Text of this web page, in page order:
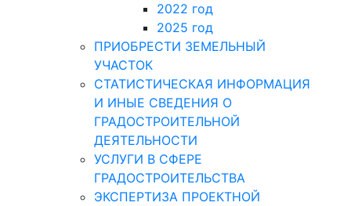
2022 год
2025 год
ПРИОБРЕСТИ ЗЕМЕЛЬНЫЙ
УЧАСТОК
СТАТИСТИЧЕСКАЯ ИНФОРМАЦИЯ
И ИНЫЕ СВЕДЕНИЯ О
ГРАДОСТРОИТЕЛЬНОЙ
ДЕЯТЕЛЬНОСТИ
УСЛУГИ В СФЕРЕ
ГРАДОСТРОИТЕЛЬСТВА
ЭКСПЕРТИЗА ПРОЕКТНОЙ